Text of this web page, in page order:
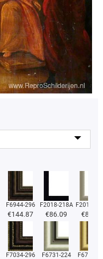
F6944-296
€144.87
F2018-218A
€86.09
F2018-
€86.09
F7034-296 F6731-224 F6731-